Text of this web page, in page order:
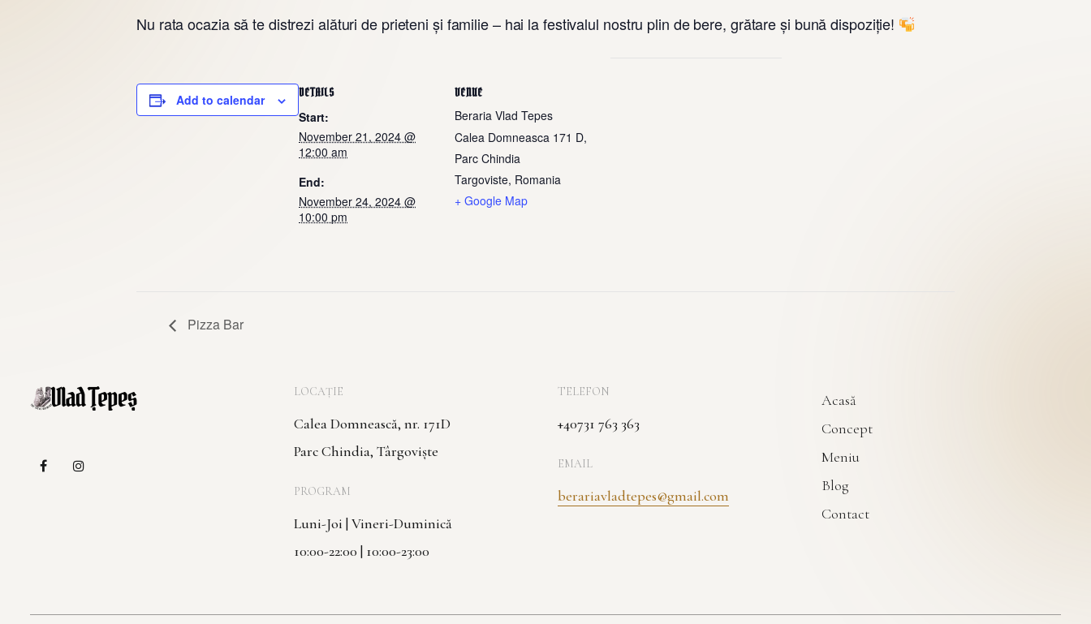
Nu rata ocazia să te distrezi alături de prieteni și familie – hai la festivalul nostru plin de bere, grătare și bună dispoziție!
Add to calendar DETAILS
Start:
November 21, 2024 @
12:00 am
End:
November 24, 2024 @
10:00 pm
VENUE
Beraria Vlad Tepes
Calea Domneasca 171 D,
Parc Chindia
Targoviste, Romania
+ Google Map
Pizza Bar
LOCAȚIE
Calea Domnească, nr. 171D
Parc Chindia, Târgoviște
PROGRAM
Luni-Joi | Vineri-Duminică
10:00-22:00 | 10:00-23:00
TELEFON
+40731 763 363
EMAIL
berariavladtepes@gmail.com
Acasă
Concept
Meniu
Blog
Contact